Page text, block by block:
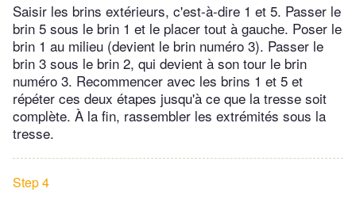
Saisir les brins extérieurs, c'est-à-dire 1 et 5. Passer le
brin 5 sous le brin 1 et le placer tout à gauche. Poser le
brin 1 au milieu (devient le brin numéro 3). Passer le
brin 3 sous le brin 2, qui devient à son tour le brin
numéro 3. Recommencer avec les brins 1 et 5 et
répéter ces deux étapes jusqu'à ce que la tresse soit
complète. À la fin, rassembler les extrémités sous la
tresse.
Step 4